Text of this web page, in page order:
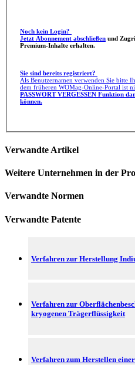
Noch kein Login?
Jetzt Abonnement abschließen
Premium-Inhalte erhalten.
Sie sind bereits registriert?
Als Benutzernamen verwenden Sie bitte
dem früheren WOMag-Online-Portal ist
PASSWORT VERGESSEN Funktion
können.
Verwandte Artikel
Weitere Unternehmen in der
Verwandte Normen
Verwandte Patente
Verfahren zur Herstellung
Verfahren zur
kryogenen Trägerflüssigkeit
Verfahren zum Herstellen